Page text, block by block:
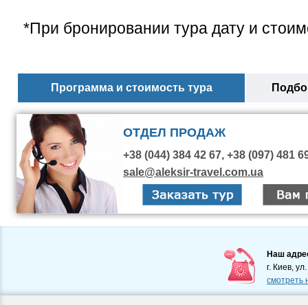
*При бронировании тура дату и
Программа и стоимость тура
ОТДЕЛ ПРОДАЖ
+38 (044) 384 42 67, +38 (097) 481
sale@aleksir-travel.com.ua
Наш
г. Киев,
смотреть